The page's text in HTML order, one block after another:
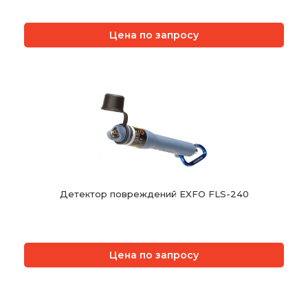
Цена по запросу
Детектор повреждений EXFO FLS-240
Цена по запросу